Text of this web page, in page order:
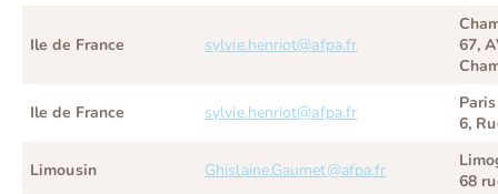
Ile de France sylvie.henriot@afpa.fr
67,
Ile de France sylvie.henriot@afpa.fr
Paris
6,
Limousin Ghislaine.Gaumet@afpa.fr
68